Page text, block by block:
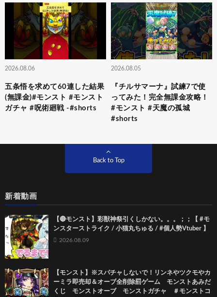
2026.08.06
五条悟を求めて60連した結果
(無課金)#モンスト #モンスト
ガチャ #呪術廻戦 -#shorts
2026.08.05
『チルサマーナ』試練7で使
ってみた！完全無課金攻略！
#モンスト #天魔の孤城
#shorts
Back to Top
新着動画
【🔴モンスト】彩獣神祭引くしかない。。。；；【 #モ
ンスターストライク / 小猫丸ちゅる / #個人勢Vtuber 】
2026.08.09
【モンスト】※スパチャしないで！リンネやツクモやカ
ーミラ即売却＆オーブ全削除罰ゲーム モンストあみだ
くじ モンストオーブ モンストガチャ ＃モンストコ